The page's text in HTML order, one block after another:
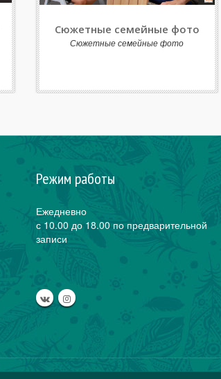
Сюжетные семейные фото
Сюжетные семейные фото
Режим работы
Ежедневно
с 10.00 до 18.00 по предварительной
записи